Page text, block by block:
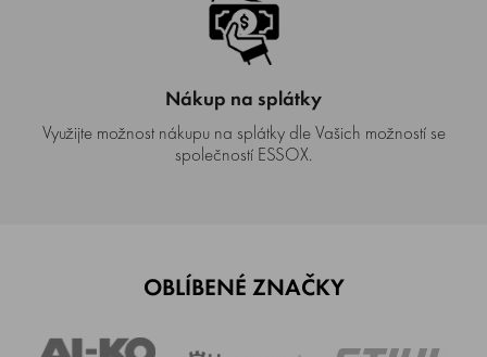
Nákup na splátky
Využijte možnost nákupu na splátky dle Vašich možností se
společností ESSOX.
OBLÍBENÉ ZNAČKY